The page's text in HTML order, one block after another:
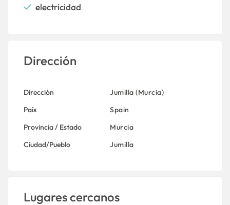
electricidad
Dirección
Dirección
Jumilla (Murcia)
País
Spain
Provincia / Estado
Murcia
Ciudad/Pueblo
Jumilla
Lugares cercanos